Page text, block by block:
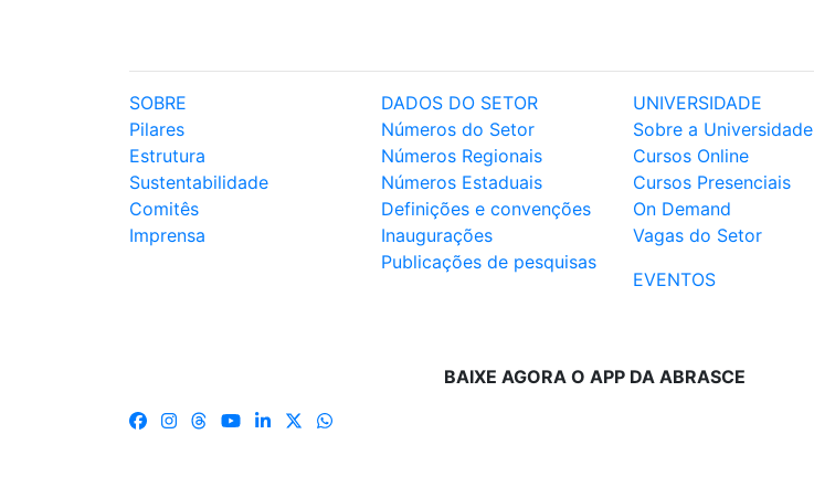
SOBRE
Pilares
Estrutura
Sustentabilidade
Comitês
Imprensa
DADOS DO SETOR
Números do Setor
Números Regionais
Números Estaduais
Definições e convenções
Inaugurações
Publicações de pesquisas
UNIVERSIDADE
Sobre a Universidade
Cursos Online
Cursos Presenciais
On Demand
Vagas do Setor
EVENTOS
BAIXE AGORA O APP DA ABRASCE